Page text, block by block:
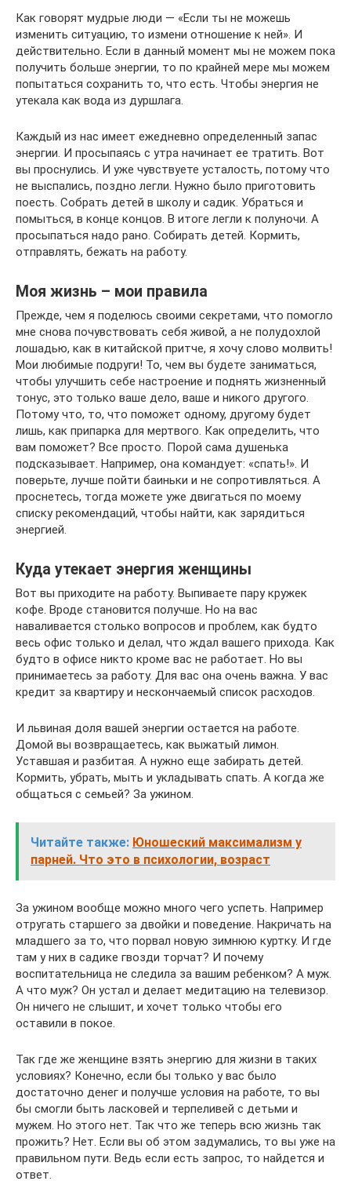
Как говорят мудрые люди — «Если ты не можешь
изменить ситуацию, то измени отношение к ней». И
действительно. Если в данный момент мы не можем пока
получить больше энергии, то по крайней мере мы можем
попытаться сохранить то, что есть. Чтобы энергия не
утекала как вода из дуршлага.
Каждый из нас имеет ежедневно определенный запас
энергии. И просыпаясь с утра начинает ее тратить. Вот
вы проснулись. И уже чувствуете усталость, потому что
не выспались, поздно легли. Нужно было приготовить
поесть. Собрать детей в школу и садик. Убраться и
помыться, в конце концов. В итоге легли к полуночи. А
просыпаться надо рано. Собирать детей. Кормить,
отправлять, бежать на работу.
Моя жизнь – мои правила
Прежде, чем я поделюсь своими секретами, что помогло
мне снова почувствовать себя живой, а не полудохлой
лошадью, как в китайской притче, я хочу слово молвить!
Мои любимые подруги! То, чем вы будете заниматься,
чтобы улучшить себе настроение и поднять жизненный
тонус, это только ваше дело, ваше и никого другого.
Потому что, то, что поможет одному, другому будет
лишь, как припарка для мертвого. Как определить, что
вам поможет? Все просто. Порой сама душенька
подсказывает. Например, она командует: «спать!». И
поверьте, лучше пойти баиньки и не сопротивляться. А
проснетесь, тогда можете уже двигаться по моему
списку рекомендаций, чтобы найти, как зарядиться
энергией.
Куда утекает энергия женщины
Вот вы приходите на работу. Выпиваете пару кружек
кофе. Вроде становится получше. Но на вас
наваливается столько вопросов и проблем, как будто
весь офис только и делал, что ждал вашего прихода. Как
будто в офисе никто кроме вас не работает. Но вы
принимаетесь за работу. Для вас она очень важна. У вас
кредит за квартиру и нескончаемый список расходов.
И львиная доля вашей энергии остается на работе.
Домой вы возвращаетесь, как выжатый лимон.
Уставшая и разбитая. А нужно еще забирать детей.
Кормить, убрать, мыть и укладывать спать. А когда же
общаться с семьей? За ужином.
Читайте также: Юношеский максимализм у
парней. Что это в психологии, возраст
За ужином вообще можно много чего успеть. Например
отругать старшего за двойки и поведение. Накричать на
младшего за то, что порвал новую зимнюю куртку. И где
там у них в садике гвозди торчат? И почему
воспитательница не следила за вашим ребенком? А муж.
А что муж? Он устал и делает медитацию на телевизор.
Он ничего не слышит, и хочет только чтобы его
оставили в покое.
Так где же женщине взять энергию для жизни в таких
условиях? Конечно, если бы только у вас было
достаточно денег и получше условия на работе, то вы
бы смогли быть ласковей и терпеливей с детьми и
мужем. Но этого нет. Так что же теперь всю жизнь так
прожить? Нет. Если вы об этом задумались, то вы уже на
правильном пути. Ведь если есть запрос, то найдется и
ответ.